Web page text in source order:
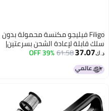
Filigo فيليجو مكنسة محمولة بدون
لإعادة الشحن بسرعتين|
شحن، للسيارة والمنزل
وشعر الحيوانات (أزرق)
61.58
39% OFF